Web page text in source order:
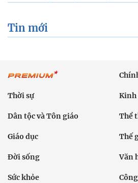
Tin mới
Thời sự Kinh
Dân tộc và Tôn giáo Thể
Giáo dục Thế
Đời sống Văn
Sức khỏe